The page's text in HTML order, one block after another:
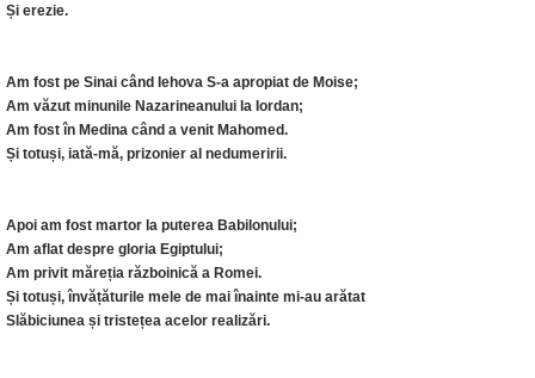
Și erezie.
Am fost pe Sinai când Iehova S-a apropiat de Moise;
Am văzut minunile Nazarineanului la Iordan;
Am fost în Medina când a venit Mahomed.
Și totuși, iată-mă, prizonier al nedumeririi.
Apoi am fost martor la puterea Babilonului;
Am aflat despre gloria Egiptului;
Am privit măreția războinică a Romei.
Și totuși, învățăturile mele de mai înainte mi-au arătat
Slăbiciunea și tristețea acelor realizări.